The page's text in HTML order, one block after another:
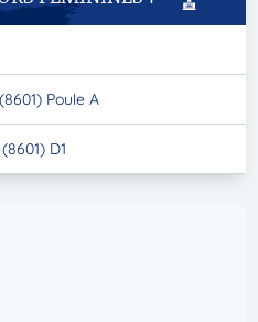
Poule A
D1